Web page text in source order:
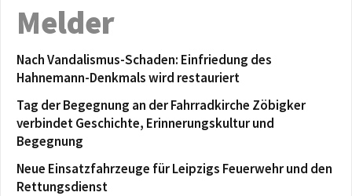
Melder
Nach Vandalismus-Schaden: Einfriedung des
Hahnemann-Denkmals wird restauriert
Tag der Begegnung an der Fahrradkirche Zöbigker
verbindet Geschichte, Erinnerungskultur und
Begegnung
Neue Einsatzfahrzeuge für Leipzigs Feuerwehr und den
Rettungsdienst